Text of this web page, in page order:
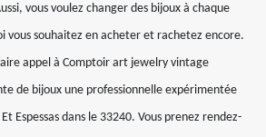
vous voulez changer des bijoux à chaque
vous souhaitez en acheter et rachetez encore.
appel à Comptoir art jewelry vintage
de bijoux une professionnelle expérimentée
Espessas dans le 33240. Vous prenez rendez-